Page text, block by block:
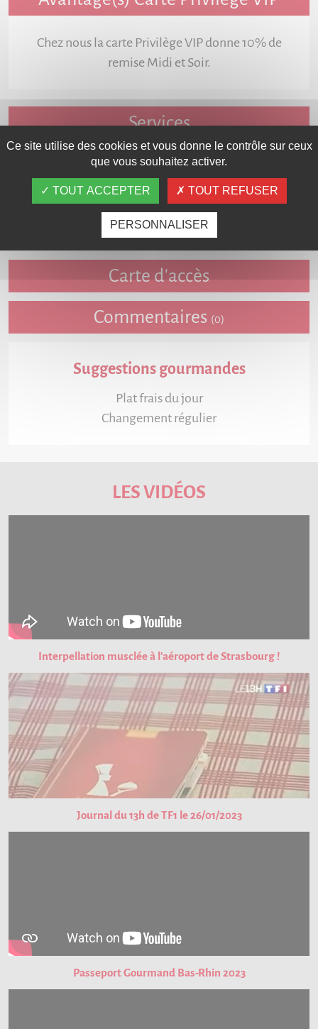
Chez nous la carte Privilège VIP donne 10% de
remise Midi et Soir.
Services
Fiche détaillée
Carte d'accès
Commentaires (0)
Suggestions gourmandes
Plat frais du jour
Changement régulier
LES VIDÉOS
Interpellation musclée à l'aéroport de Strasbourg !
Journal du 13h de TF1 le 26/01/2023
Passeport Gourmand Bas-Rhin 2023
Ce site utilise des cookies et vous donne le contrôle sur ceux
que vous souhaitez activer.
TOUT ACCEPTER TOUT REFUSER
PERSONNALISER